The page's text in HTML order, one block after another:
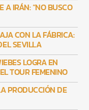
A IRÁN: “NO BUSCO
CON LA FÁBRICA:
SEVILLA
LOGRA EN
TOUR FEMENINO
PRODUCCIÓN DE